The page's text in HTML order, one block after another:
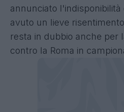
annunciato l'indisponibilità
avuto un lieve
resta in dubbio anche per
contro la Roma in